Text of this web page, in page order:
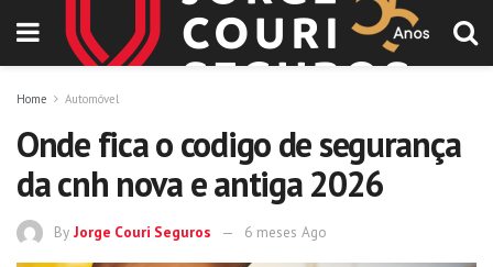
Home Automóvel
Onde fica o codigo de segurança
da cnh nova e antiga 2026
By Jorge Couri Seguros 6 meses Ago